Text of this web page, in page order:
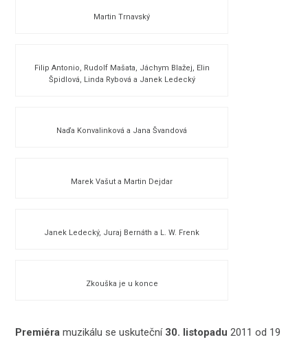
Martin Trnavský
Filip Antonio, Rudolf Mašata, Jáchym Blažej, Elin
Špidlová, Linda Rybová a Janek Ledecký
Naďa Konvalinková a Jana Švandová
Marek Vašut a Martin Dejdar
Janek Ledecký, Juraj Bernáth a L. W. Frenk
Zkouška je u konce
Premiéramuzikálu se uskuteční 30. listopadu 2011 od 19